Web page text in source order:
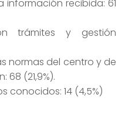
recibida: 61
trámites y gestión
normas del centro y de
(21,9%).
conocidos: 14 (4,5%)